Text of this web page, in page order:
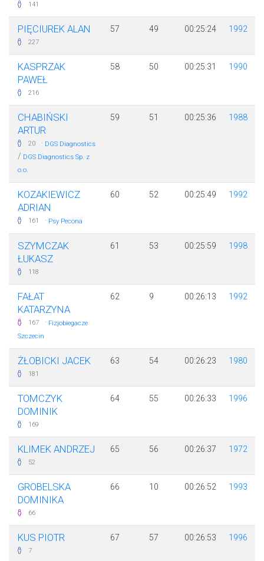
141
PIĘCIUREK ALAN
227
57 49 00:25:24 1992
KASPRZAK
PAWEŁ
216
58 50 00:25:31 1990
CHABIŃSKI
ARTUR
20 · DGS Diagnostics
/ DGS Diagnostics Sp. z
o.o.
59 51 00:25:36 1988
KOZAKIEWICZ
ADRIAN
161 · Psy Pecona
60 52 00:25:49 1992
SZYMCZAK
ŁUKASZ
118
61 53 00:25:59 1998
FAŁAT
KATARZYNA
167 · Fizjobiegacze
Szczecin
62 9 00:26:13 1992
ŻŁOBICKI JACEK
181
63 54 00:26:23 1980
TOMCZYK
DOMINIK
169
64 55 00:26:33 1996
KLIMEK ANDRZEJ
52
65 56 00:26:37 1972
GROBELSKA
DOMINIKA
66
66 10 00:26:52 1993
KUS PIOTR
7
67 57 00:26:53 1996